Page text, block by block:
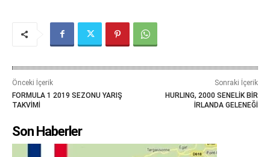
Önceki İçerik
FORMULA 1 2019 SEZONU YARIŞ
TAKVİMİ
Sonraki İçerik
HURLING, 2000 SENELİK BİR
İRLANDA GELENEĞİ
Son Haberler